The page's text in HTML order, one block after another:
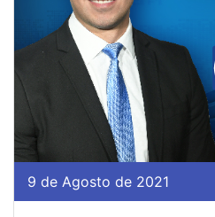
9 de Agosto de 2021